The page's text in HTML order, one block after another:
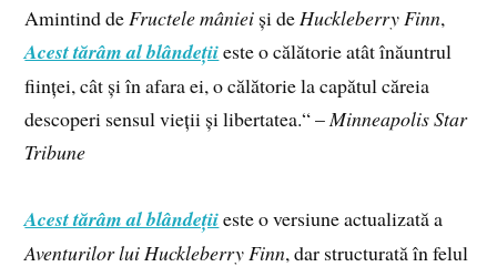
Amintind deFructele mâniei și deHuckleberry Finn,
Acest tărâm al blândețiieste o călătorie atât înăuntrul
ființei, cât și în afara ei, o călătorie la capătul căreia
descoperi sensul vieții și libertatea.“ –Minneapolis Star
Tribune
Acest tărâm al blândețiieste o versiune actualizată a
Aventurilor lui Huckleberry Finn, dar structurată în felul